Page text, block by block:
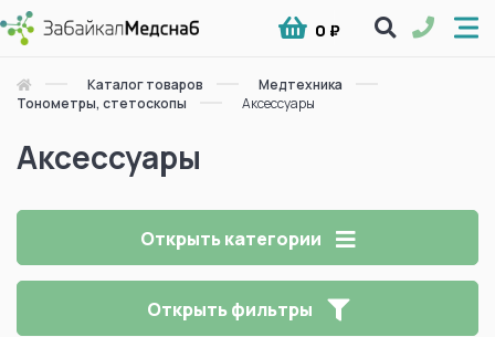
0 ₽
Каталог товаров
Медтехника
Тонометры, стетоскопы
Аксессуары
Аксессуары
Открыть категории
Открыть фильтры